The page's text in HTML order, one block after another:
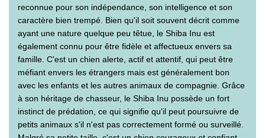
reconnue pour son indépendance, son intelligence et son
caractère bien trempé. Bien qu'il soit souvent décrit comme
ayant une nature quelque peu têtue, le Shiba Inu est
également connu pour être fidèle et affectueux envers sa
famille. C'est un chien alerte, actif et attentif, qui peut être
méfiant envers les étrangers mais est généralement bon
avec les enfants et les autres animaux de compagnie. Grâce
à son héritage de chasseur, le Shiba Inu possède un fort
instinct de prédation, ce qui signifie qu'il peut poursuivre de
petits animaux s'il n'est pas correctement formé ou surveillé.